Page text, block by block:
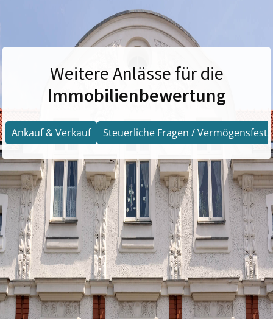
Weitere Anlässe für die
Immobilienbewertung
Ankauf & Verkauf Steuerliche Fragen /